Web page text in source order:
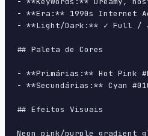
- **Era:** 1990s Internet
- **Light/Dark:** ✓ Full / ✓
## Paleta de Cores
- **Primárias:** Hot Pink
- **Secundárias:** Cyan
## Efeitos Visuais
Neon pink/purple